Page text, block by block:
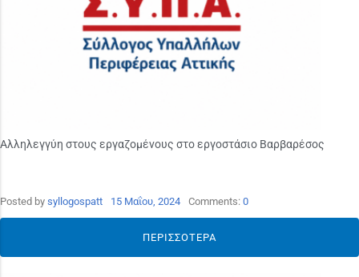
Αλληλεγγύη στους εργαζομένους στο εργοστάσιο Βαρβαρέσος
Posted by syllogospatt 15 Μαΐου, 2024 Comments: 0
ΠΕΡΙΣΣΌΤΕΡΑ